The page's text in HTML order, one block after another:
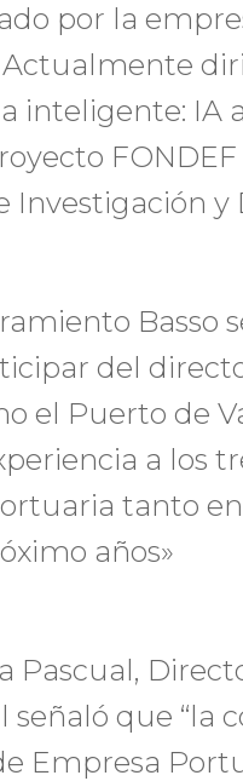
por la
Actualmente
inteligente: IA
FONDEF
Investigación y
Basso
del
el Puerto de
a los
tanto
años»
Pascual,
que “la
Empresa